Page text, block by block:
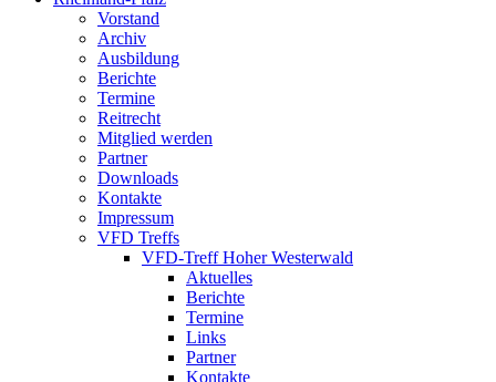
Vorstand
Archiv
Ausbildung
Berichte
Termine
Reitrecht
Mitglied werden
Partner
Downloads
Kontakte
Impressum
VFD Treffs
VFD-Treff Hoher Westerwald
Aktuelles
Berichte
Termine
Links
Partner
Kontakte